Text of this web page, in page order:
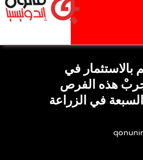
في
جربْ هذه الفرص
السبعة في الزراعة